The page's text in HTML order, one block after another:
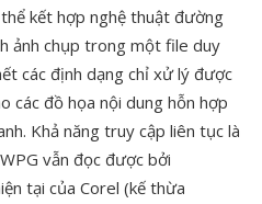
kết hợp nghệ thuật đường
ảnh chụp trong một file duy
các định dạng chỉ xử lý được
các đồ họa nội dung hỗn hợp
Khả năng truy cập liên tục là
vẫn đọc được bởi
tại của Corel (kế thừa